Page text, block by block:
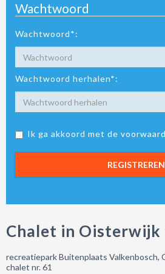
Wachtwoord
Wachtwoord*:
Wachtwoord herhalen*:
Ik ga akkoord met de
REGISTREREN
Chalet in Oisterwijk
recreatiepark Buitenplaats Valkenbosch,
chalet nr. 61